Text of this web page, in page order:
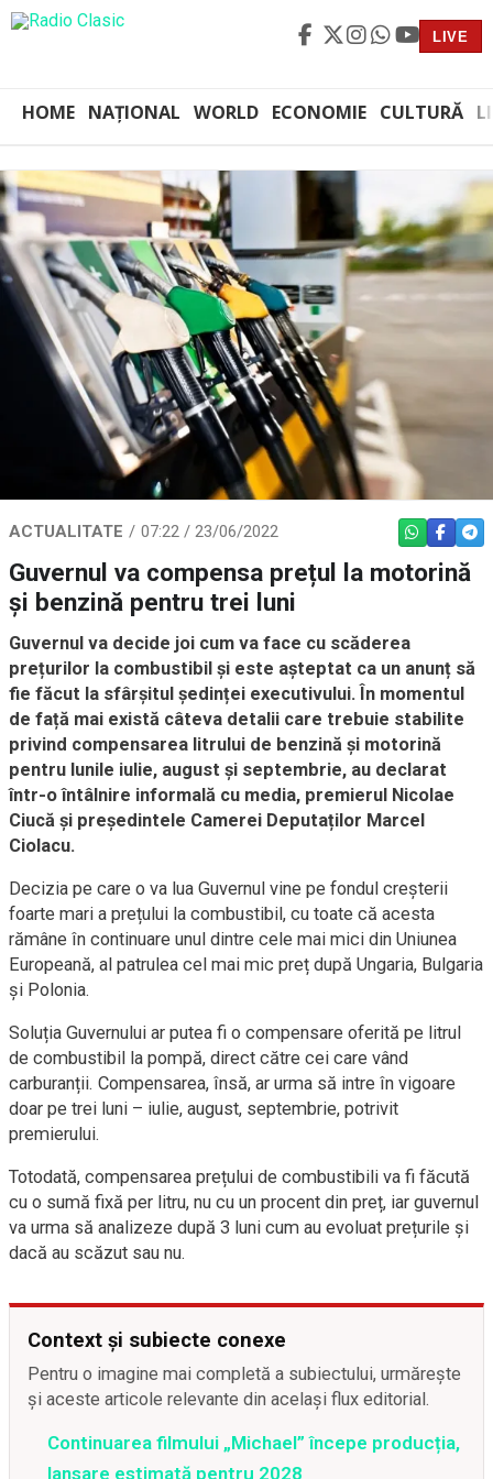
LIVE
HOME NAȚIONAL WORLD ECONOMIE CULTURĂ
ACTUALITATE 07:22 / 23/06/2022 WHATSAPP
Guvernul va compensa prețul la motorină
și benzină pentru trei luni
Guvernul va decide joi cum va face cu scăderea
prețurilor la combustibil și este așteptat ca un anunț să
fie făcut la sfârșitul ședinței executivului. În momentul
de față mai există câteva detalii care trebuie stabilite
privind compensarea litrului de benzină și motorină
pentru lunile iulie, august și septembrie, au declarat
într-o întâlnire informală cu media, premierul Nicolae
Ciucă și președintele Camerei Deputaților Marcel
Ciolacu.
Decizia pe care o va lua Guvernul vine pe fondul creșterii
foarte mari a prețului la combustibil, cu toate că acesta
rămâne în continuare unul dintre cele mai mici din Uniunea
Europeană, al patrulea cel mai mic preț după Ungaria, Bulgaria
și Polonia.
Soluția Guvernului ar putea fi o compensare oferită pe litrul
de combustibil la pompă, direct către cei care vând
carburanții. Compensarea, însă, ar urma să intre în vigoare
doar pe trei luni – iulie, august, septembrie, potrivit
premierului.
Totodată, compensarea prețului de combustibili va fi făcută
cu o sumă fixă per litru, nu cu un procent din preț, iar guvernul
va urma să analizeze după 3 luni cum au evoluat prețurile și
dacă au scăzut sau nu.
Context și subiecte conexe
Pentru o imagine mai completă a subiectului, urmărește
și aceste articole relevante din același flux editorial.
Continuarea filmului „Michael” începe producția,
lansare estimată pentru 2028